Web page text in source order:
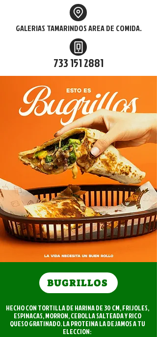
GALERIAS TAMARINDOS AREA DE COMIDA.
733 151 2881
BUGRILLOS
HECHO CON TORTILLA DE HARINA DE 30 CM, FRIJOLES,
ESPINACAS, MORRON, CEBOLLA SALTEADA Y RICO
QUESO GRATINADO. LA PROTEINA LA DEJAMOS A TU
ELECCION: